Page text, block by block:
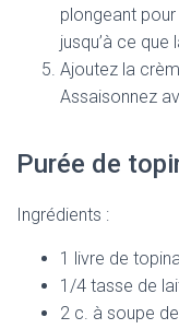
plongeant
jusqu’à ce
Ajoutez la
Assaisonnez
Purée de
Ingrédients :
1 livre de
1/4 tasse de
2 c. à soupe